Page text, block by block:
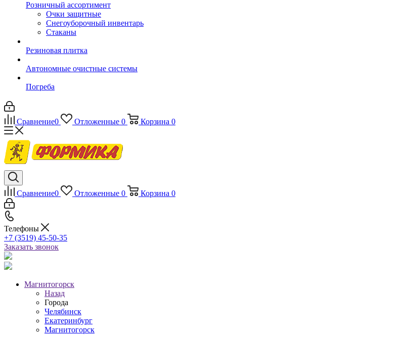
Розничный ассортимент
Очки защитные
Снегоуборочный инвентарь
Стаканы
Резиновая плитка
Автономные очистные системы
Погреба
Сравнение0 Отложенные 0 Корзина 0
Сравнение0 Отложенные 0 Корзина 0
Телефоны
+7 (3519) 45-50-35
Заказать звонок
Магнитогорск
Назад
Города
Челябинск
Екатеринбург
Магнитогорск